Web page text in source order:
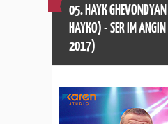
05. HAYK
HAYKO) - SER IM
2017)